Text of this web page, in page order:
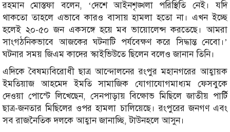
রহমান মোস্তফা বলেন, ‘দেশে আইনশৃঙ্খলা পরিস্থিতি নেই। যদি
থাকতো তাহলে এভাবে কারও বাসায় হামলা হতো না। এখন ইচ্ছে
হলেই ২০-৫০ জন একসঙ্গে হয়ে মব ভায়োলেন্স করতেছে। আমরা
সাংগঠনিকভাবে আজকের ঘটনাটি পর্যবেক্ষণ করে সিদ্ধান্ত নেবো।’
ঘটনার সময় জিএম কাদের স্কাইভিউতে ছিলেন বলেও জানান তিনি।
এদিকে বৈষম্যবিরোধী ছাত্র আন্দোলনের রংপুর মহানগরের আহ্বায়ক
ইমতিয়াজ আহমেদ ইমতি সামাজিক যোগাযোগমাধ্যম ফেসবুকে
দেওয়া পোস্টে লিখেছেন, সেনপাড়ায় বিক্ষোভ মিছিলে জাতীয় পার্টি
ছাত্র-জনতার মিছিলের ওপর হামলা চালিয়েছে। রংপুরের জনগণ এবং
সব রাজনৈতিক দলকে আহ্বান জানাচ্ছি, টাউনহলে আসুন।